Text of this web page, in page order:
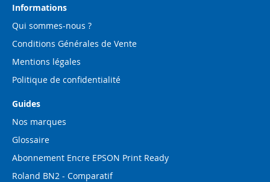
d’information
Informations
Qui sommes-nous ?
Conditions Générales de Vente
Mentions légales
Politique de confidentialité
Guides
Nos marques
Glossaire
Abonnement Encre EPSON Print Ready
Roland BN2 - Comparatif